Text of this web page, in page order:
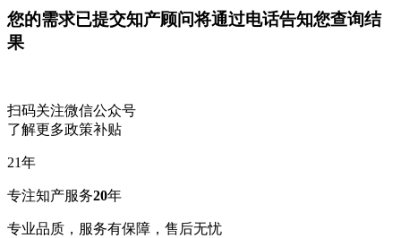
您的需求已提交知产顾问将通过电话告知您查询结
果
扫码关注微信公众号
了解更多政策补贴
21年
专注知产服务20年
专业品质，服务有保障，售后无忧